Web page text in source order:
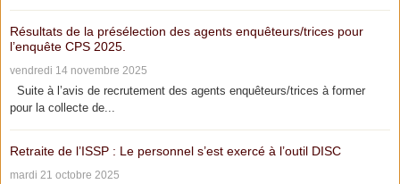
Résultats de la présélection des agents enquêteurs/trices pour
l’enquête CPS 2025.
vendredi 14 novembre 2025
Suite à l’avis de recrutement des agents enquêteurs/trices à former
pour la collecte de...
Retraite de l’ISSP : Le personnel s’est exercé à l’outil DISC
mardi 21 octobre 2025